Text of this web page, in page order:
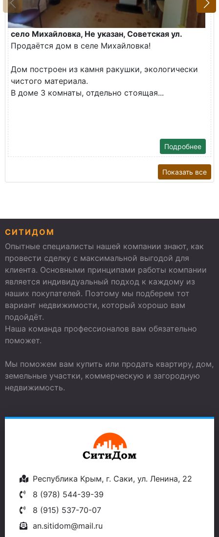
село Михайловка, Не указан, Советская ул.
Продаётся дом в селе Михайловка!
Дом построен из камня ракушки, экологически
чистого материала.
В доме 3 комнаты, отдельно стоящая...
Подробнее
Показать все
СИТИДОМ
Опытные специалисты нашей компании знают, как
провести сделку с максимальной выгодой для
клиента. Основными принципами работы компании
является индивидуальный подход к каждому из
наших покупателей. Поэтому мы подберем тот
вариант недвижимости, который хорошо вам
подойдёт.
Наша команда профессионалов вам обязательно
поможет.
Мы поможем вам купить или продать квартиру, дом,
земельные участки, коммерческую и загородную
недвижимость.
Республика Крым, г. Саки, ул. Ленина, 22
8 (978) 544-39-39
8 (915) 537-70-07
an.sitidom@mail.ru